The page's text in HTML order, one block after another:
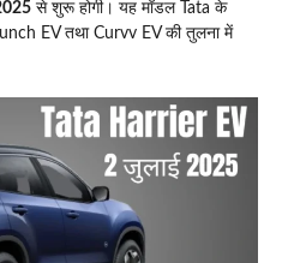
से शुरू होगी। यह मॉडल Tata के
EV तथा Curvv EV की तुलना में